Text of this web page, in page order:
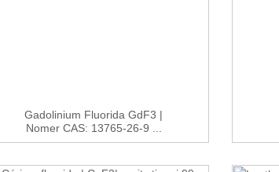
Gadolinium Fluorida GdF3 |
Nomer CAS: 13765-26-9 ...